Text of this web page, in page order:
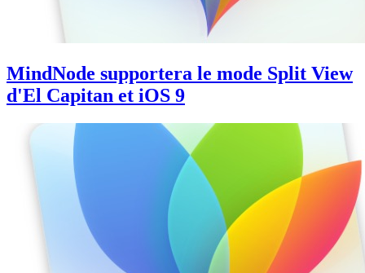
MindNode supportera le mode Split View
d'El Capitan et iOS 9